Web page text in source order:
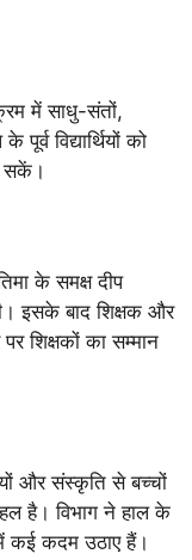
में साधु-संतों,
विद्यार्थियों को
सकें।
के समक्ष दीप
इसके बाद शिक्षक और
शिक्षकों का सम्मान
और संस्कृति से बच्चों
है। विभाग ने हाल के
में कई कदम उठाए हैं।